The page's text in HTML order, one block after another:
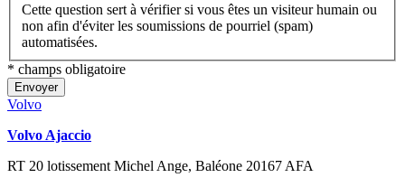
Cette question sert à vérifier si vous êtes un visiteur humain ou
non afin d'éviter les soumissions de pourriel (spam)
automatisées.
* champs obligatoire
Envoyer
Volvo
Volvo Ajaccio
RT 20 lotissement Michel Ange, Baléone 20167 AFA